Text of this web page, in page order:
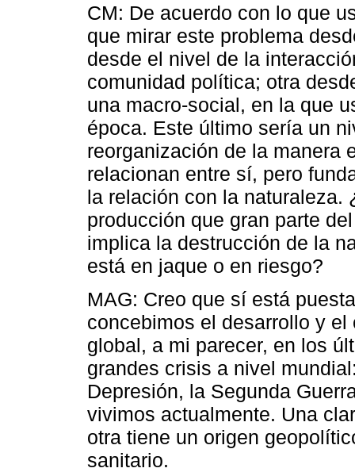
CM: De acuerdo con lo que
que mirar este problema
desde el nivel de la
comunidad política; otra
una macro-social, en la que
época. Este último sería un
reorganización de la manera
relacionan entre sí, pero
la relación con la naturaleza.
producción que gran parte
implica la destrucción de la
está en jaque o en riesgo?
MAG: Creo que sí está
concebimos el desarrollo y
global, a mi parecer, en los
grandes crisis a nivel
Depresión, la Segunda
vivimos actualmente. Una
otra tiene un origen
sanitario.